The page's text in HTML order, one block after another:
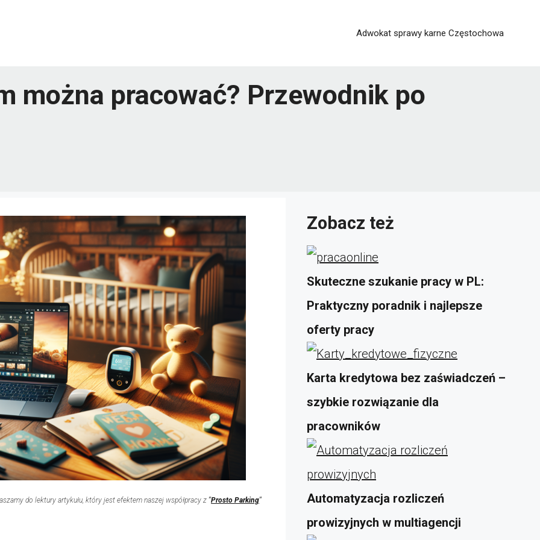
Adwokat sprawy karne Częstochowa
można pracować? Przewodnik po
do lektury artykułu, który jest efektem naszej współpracy z "Prosto Parking"
Zobacz też
Skuteczne szukanie pracy w PL:
Praktyczny poradnik i najlepsze
oferty pracy
Karta kredytowa bez zaświadczeń –
szybkie rozwiązanie dla
pracowników
Automatyzacja rozliczeń
prowizyjnych w multiagencji